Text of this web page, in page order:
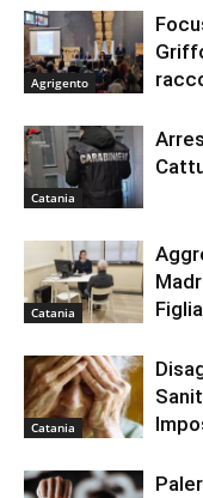
Agrigento
Catania
Catania
Catania